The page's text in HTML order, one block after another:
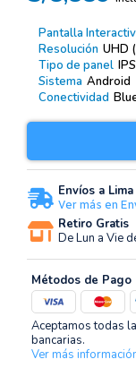
Pantalla
Resolución UHD
Tipo de panel IPS
Sistema Android
Conectividad
Envíos a
Ver más en
Retiro Gratis
De Lun a Vie
Métodos de Pago
Aceptamos todas
bancarias.
Ver más